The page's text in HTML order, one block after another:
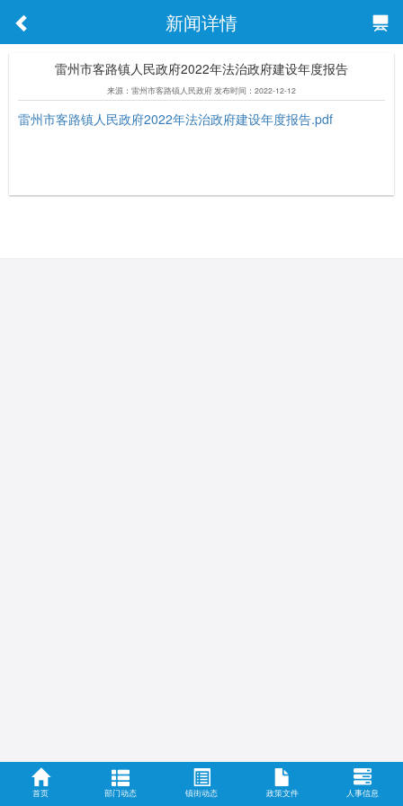
新闻详情
雷州市客路镇人民政府2022年法治政府建设年度报告
来源：雷州市客路镇人民政府 发布时间：2022-12-12
雷州市客路镇人民政府2022年法治政府建设年度报告.pdf
首页 部门动态 镇街动态 政策文件 人事信息